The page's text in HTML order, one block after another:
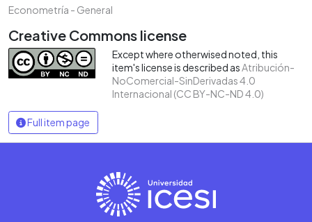
Econometría - General
Creative Commons license
Except where otherwised noted, this
item's license is described asAtribución-
NoComercial-SinDerivadas 4.0
Internacional (CC BY-NC-ND 4.0)
Full item page